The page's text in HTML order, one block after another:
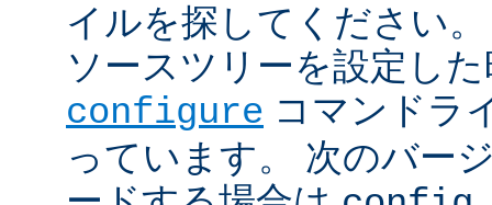
イルを探してください
ソースツリーを設定し
configure コマンドラ
っています。 次のバー